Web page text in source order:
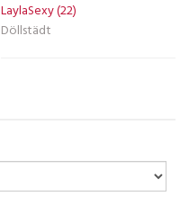
LaylaSexy (22)
Döllstädt